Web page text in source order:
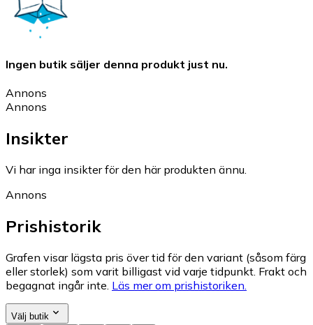
Ingen butik säljer denna produkt just nu.
Annons
Annons
Insikter
Vi har inga insikter för den här produkten ännu.
Annons
Prishistorik
Grafen visar lägsta pris över tid för den variant (såsom färg
eller storlek) som varit billigast vid varje tidpunkt. Frakt och
begagnat ingår inte. Läs mer om prishistoriken.
Välj butik